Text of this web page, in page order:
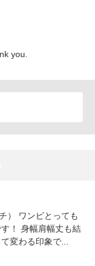
you.
） ワンピとっても
！ 身幅肩幅丈も結
変わる印象で...